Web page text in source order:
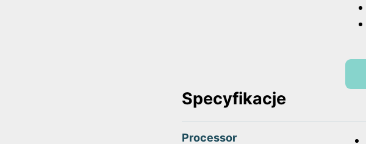
Specyfikacje
Processor